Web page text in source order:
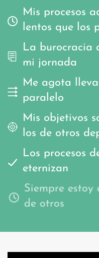
Mis procesos
lentos que los
La burocracia
mi jornada
Me agota
paralelo
Mis objetivos
los de otros
Los procesos
eternizan
Siempre estoy
de otros